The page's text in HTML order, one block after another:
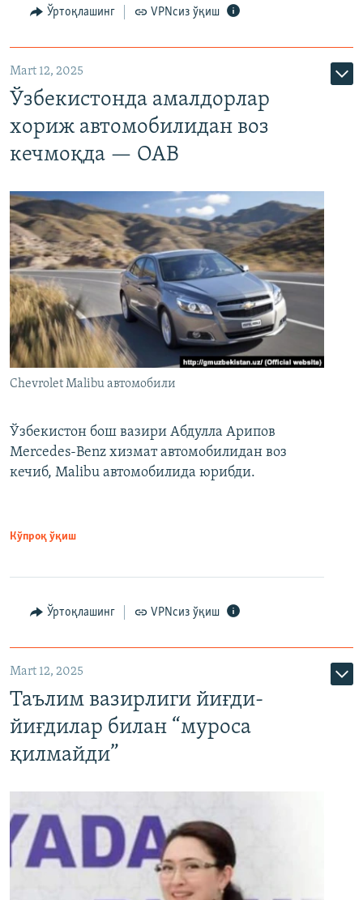
Ўртоқлашинг VPNсиз ўқиш
Mart 12, 2025
Ўзбекистонда амалдорлар
хориж автомобилидан воз
кечмоқда — ОАВ
Chevrolet Malibu автомобили
Ўзбекистон бош вазири Абдулла Арипов
Mercedes-Benz хизмат автомобилидан воз
кечиб, Malibu автомобилида юрибди.
Кўпроқ ўқиш
Ўртоқлашинг VPNсиз ўқиш
Mart 12, 2025
Таълим вазирлиги йиғди-
йиғдилар билан “муроса
қилмайди”